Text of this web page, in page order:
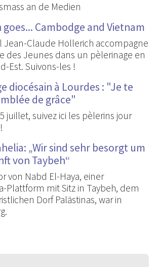
an de Medien
goes... Cambodge and Vietnam
Jean-Claude Hollerich accompagne
des Jeunes dans un pèlerinage en
Est. Suivons-les !
diocésain à Lourdes : "Je te
de grâce"
juillet, suivez ici les pèlerins jour
„Wir sind sehr besorgt um
von Taybeh“
von Nabd El-Haya, einer
Plattform mit Sitz in Taybeh, dem
Dorf Palästinas, war in